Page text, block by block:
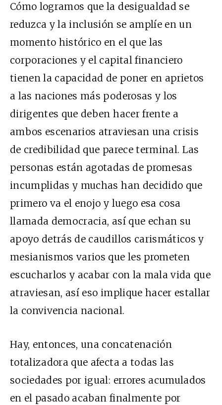
Cómo logramos que la desigualdad se
reduzca y la inclusión se amplíe en un
momento histórico en el que las
corporaciones y el capital financiero
tienen la capacidad de poner en aprietos
a las naciones más poderosas y los
dirigentes que deben hacer frente a
ambos escenarios atraviesan una crisis
de credibilidad que parece terminal. Las
personas están agotadas de promesas
incumplidas y muchas han decidido que
primero va el enojo y luego esa cosa
llamada democracia, así que echan su
apoyo detrás de caudillos carismáticos y
mesianismos varios que les prometen
escucharlos y acabar con la mala vida que
atraviesan, así eso implique hacer estallar
la convivencia nacional.
Hay, entonces, una concatenación
totalizadora que afecta a todas las
sociedades por igual: errores acumulados
en el pasado acaban finalmente por